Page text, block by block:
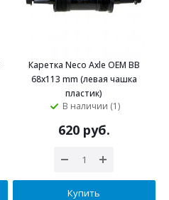
Каретка Neco Axle OEM BB
68х113 mm (левая чашка
пластик)
В наличии (1)
620 руб.
Купить